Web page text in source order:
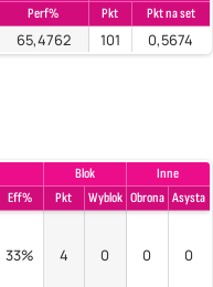
Perf% Pkt Pkt na set
65,4762 101 0,5674
Blok
Inne
Eff% Pkt Wyblok Obrona Asysta
33% 4 0 0 0